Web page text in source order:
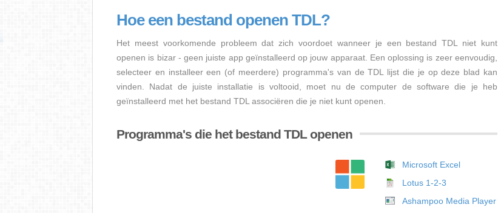
Hoe een bestand openen TDL?
Het meest voorkomende probleem dat zich voordoet wanneer je een bestand TDL niet kunt
openen is bizar - geen juiste app geïnstalleerd op jouw apparaat. Een oplossing is zeer eenvoudig,
selecteer en installeer een (of meerdere) programma's van de TDL lijst die je op deze blad kan
vinden. Nadat de juiste installatie is voltooid, moet nu de computer de software die je heb
geïnstalleerd met het bestand TDL associëren die je niet kunt openen.
Programma's die het bestand TDL openen
Microsoft Excel
Lotus 1-2-3
Ashampoo Media Player